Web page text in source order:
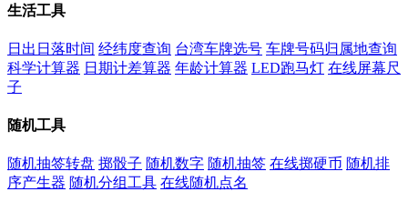
生活工具
日出日落时间 经纬度查询 台湾车牌选号 车牌号码归属地查询
科学计算器 日期计差算器 年龄计算器 LED跑马灯 在线屏幕尺
子
随机工具
随机抽签转盘 掷骰子 随机数字 随机抽签 在线掷硬币 随机排
序产生器 随机分组工具 在线随机点名